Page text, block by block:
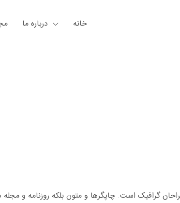
درباره ما خانه
گرافیک است. چاپگرها و متون بلکه روزنامه و